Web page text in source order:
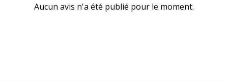
Aucun avis n'a été publié pour le moment.